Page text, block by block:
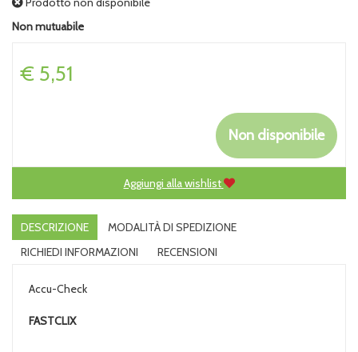
Non mutuabile
Prezzo
€ 5,51
Non disponibile
Aggiungi alla wishlist
DESCRIZIONE
MODALITÀ DI SPEDIZIONE
RICHIEDI INFORMAZIONI
RECENSIONI
Accu-Check
FASTCLIX